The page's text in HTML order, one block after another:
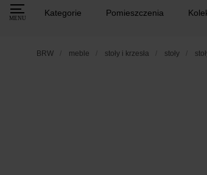
MENU
Kategorie Pomieszczenia
BRW meble stoły i krzesła stoły